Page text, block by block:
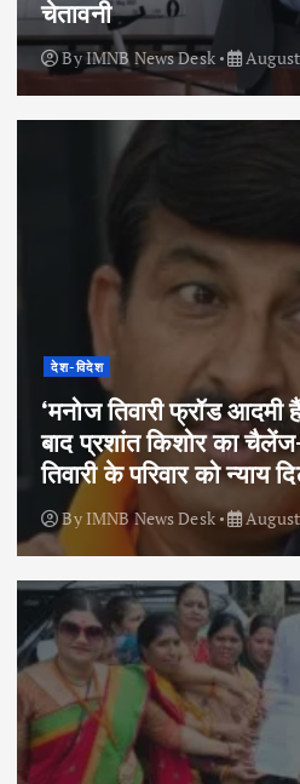
चेतावनी
ByIMNB News Desk August
देश-विदेश
‘मनोज तिवारी फ्रॉड
बाद प्रशांत किशोर का
तिवारी के परिवार को न्याय
By IMNB News Desk August